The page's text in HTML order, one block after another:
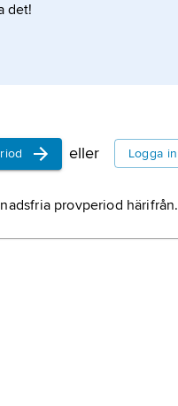
det!
eller Logga in
provperiod härifrån.